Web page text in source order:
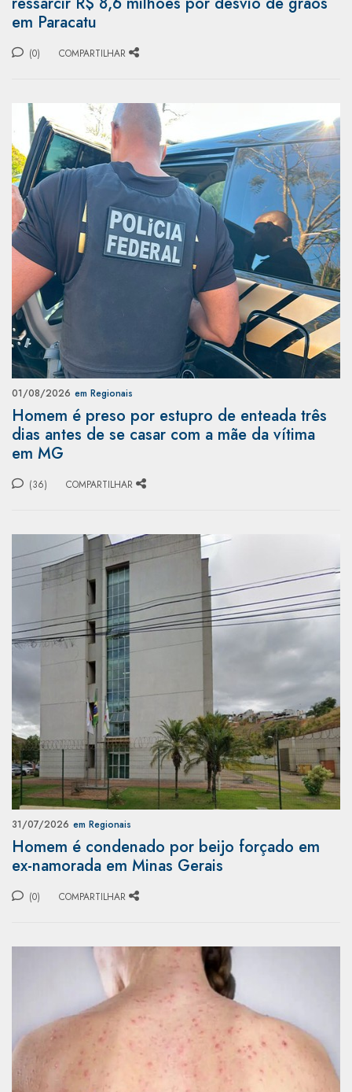
em Paracatu
(0) COMPARTILHAR
01/08/2026 em Regionais
Homem é preso por estupro de enteada três
dias antes de se casar com a mãe da vítima
em MG
(36) COMPARTILHAR
31/07/2026 em Regionais
Homem é condenado por beijo forçado em
ex-namorada em Minas Gerais
(0) COMPARTILHAR